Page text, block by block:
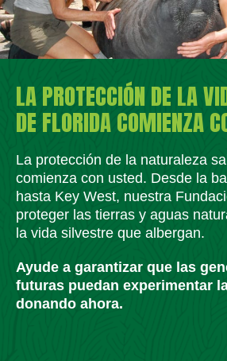
LA PROTECCIÓN DE LA
DE FLORIDA COMIENZA
La protección de la naturaleza
comienza con usted. Desde la
hasta Key West, nuestra
proteger las tierras y aguas
la vida silvestre que albergan.
Ayude a garantizar que las
futuras puedan experimentar
donando ahora.